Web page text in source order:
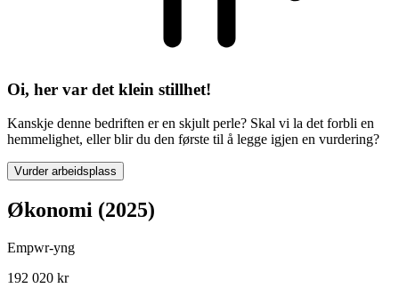
Oi, her var det klein stillhet!
Kanskje denne bedriften er en skjult perle? Skal vi la det forbli en
hemmelighet, eller blir du den første til å legge igjen en vurdering?
Vurder arbeidsplass
Økonomi (2025)
Empwr-yng
192 020 kr